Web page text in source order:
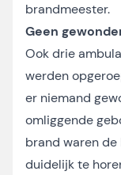
brandmeester.
Geen
Ook drie
werden
er niemand
omliggende
brand waren de
duidelijk te